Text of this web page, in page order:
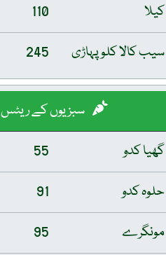
کیلا
110
سیب کالا کلو پہاڑی
245
سبزیوں کے ریٹس
گھیا کدو
55
حلوہ کدو
91
مونگرے
95